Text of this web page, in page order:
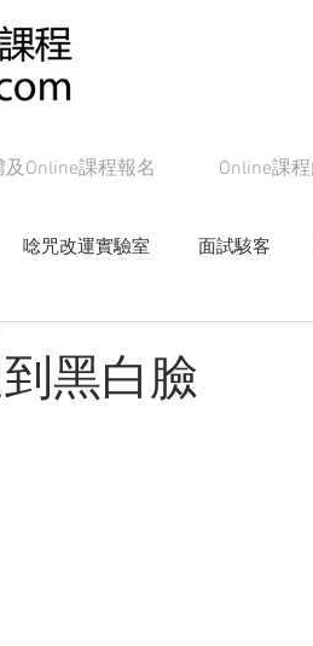
及Online課程報名 Online課
唸咒改運實驗室 面試駭客
黑白臉